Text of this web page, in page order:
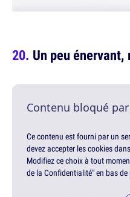
Un peu
Contenu bloqué
Ce contenu est fourni par un
devez accepter les cookies
Modifiez ce choix à tout
de la Confidentialité" en bas de